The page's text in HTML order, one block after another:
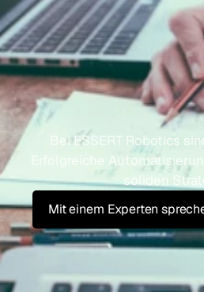
Vonder S
zurskalie
utom
Bei ESSERT Robotics
Erfolgreiche
soliden
Mit einem Experten